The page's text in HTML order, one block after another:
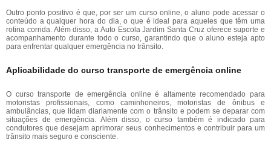
Outro ponto positivo é que, por ser um curso online, o aluno pode acessar o
conteúdo a qualquer hora do dia, o que é ideal para aqueles que têm uma
rotina corrida. Além disso, a Auto Escola Jardim Santa Cruz oferece suporte e
acompanhamento durante todo o curso, garantindo que o aluno esteja apto
para enfrentar qualquer emergência no trânsito.
Aplicabilidade do curso transporte de emergência online
O curso transporte de emergência online é altamente recomendado para
motoristas profissionais, como caminhoneiros, motoristas de ônibus e
ambulâncias, que lidam diariamente com o trânsito e podem se deparar com
situações de emergência. Além disso, o curso também é indicado para
condutores que desejam aprimorar seus conhecimentos e contribuir para um
trânsito mais seguro e consciente.